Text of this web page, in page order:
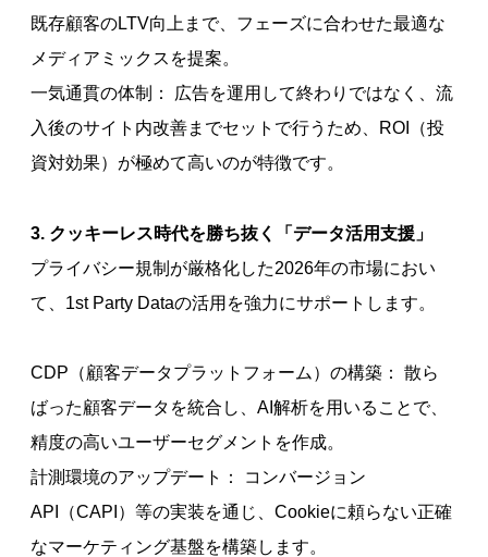
既存顧客のLTV向上まで、フェーズに合わせた最適な
メディアミックスを提案。
一気通貫の体制： 広告を運用して終わりではなく、流
入後のサイト内改善までセットで行うため、ROI（投
資対効果）が極めて高いのが特徴です。
3. クッキーレス時代を勝ち抜く「データ活用支援」
プライバシー規制が厳格化した2026年の市場におい
て、1st Party Dataの活用を強力にサポートします。
CDP（顧客データプラットフォーム）の構築： 散ら
ばった顧客データを統合し、AI解析を用いることで、
精度の高いユーザーセグメントを作成。
計測環境のアップデート： コンバージョン
API（CAPI）等の実装を通じ、Cookieに頼らない正確
なマーケティング基盤を構築します。